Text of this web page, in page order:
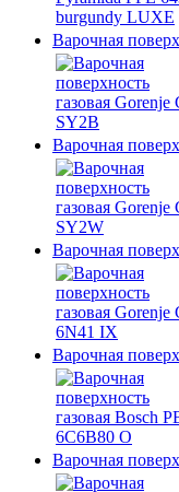
Варочная
Варочная
Варочная
Варочная
Варочная